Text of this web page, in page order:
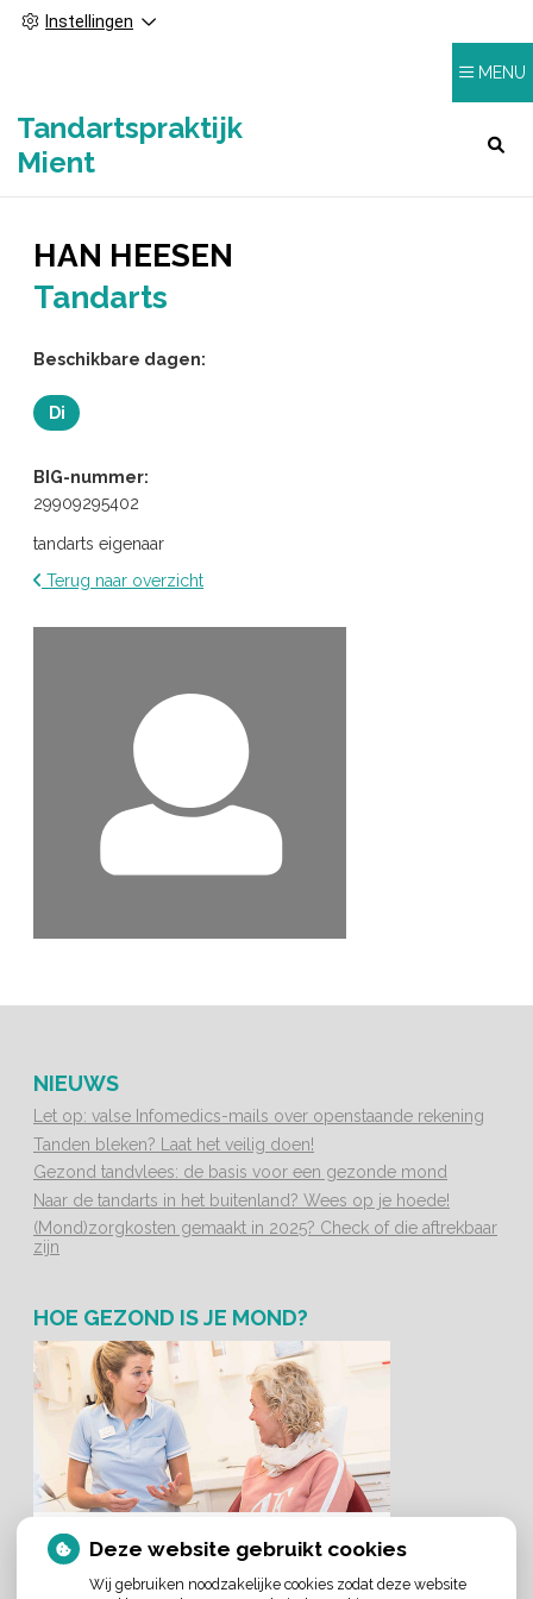
Instellingen
Tandartspraktijk
Mient
MENU
HAN HEESEN
Tandarts
Beschikbare dagen:
Dinsdag
Di
BIG-nummer:
29909295402
tandarts eigenaar
Terug naar overzicht
NIEUWS
Let op: valse Infomedics-mails over openstaande rekening
Tanden bleken? Laat het veilig doen!
Gezond tandvlees: de basis voor een gezonde mond
Naar de tandarts in het buitenland? Wees op je hoede!
(Mond)zorgkosten gemaakt in 2025? Check of die aftrekbaar
zijn
HOE GEZOND IS JE MOND?
Deze website gebruikt cookies
Wij gebruiken noodzakelijke cookies zodat deze website